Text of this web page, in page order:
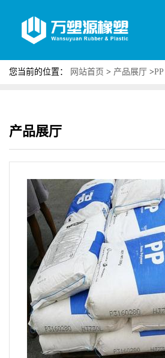
您当前的位置： 网站首页 > 产品展厅 >PP
产品展厅